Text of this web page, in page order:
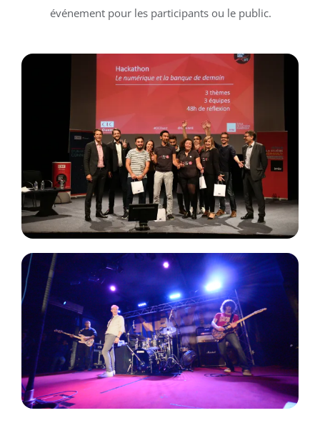
événement pour les participants ou le public.